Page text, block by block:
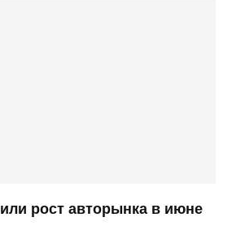
рост авторынка в июне